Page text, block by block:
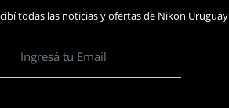
todas las noticias y ofertas de Nikon Uruguay